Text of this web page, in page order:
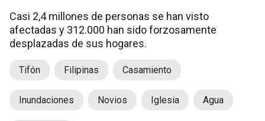
Casi 2,4 millones de personas se han visto
afectadas y 312.000 han sido forzosamente
desplazadas de sus hogares.
Tifón Filipinas Casamiento
Inundaciones Novios Iglesia Agua